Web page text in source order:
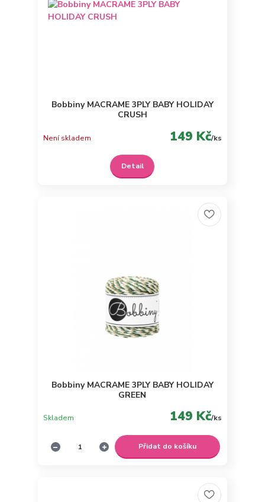
Bobbiny MACRAME 3PLY BABY HOLIDAY
CRUSH
149 Kč/ks
Není skladem
Detail
Bobbiny MACRAME 3PLY BABY HOLIDAY
GREEN
149 Kč/ks
Skladem
Přidat do košíku